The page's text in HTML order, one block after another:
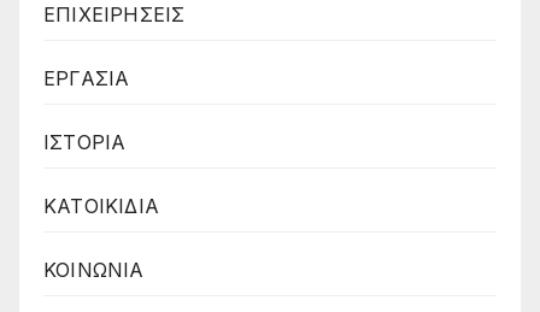
ΕΠΙΧΕΙΡΗΣΕΙΣ
ΕΡΓΑΣΙΑ
ΙΣΤΟΡΙΑ
ΚΑΤΟΙΚΙΔΙΑ
ΚΟΙΝΩΝΙΑ